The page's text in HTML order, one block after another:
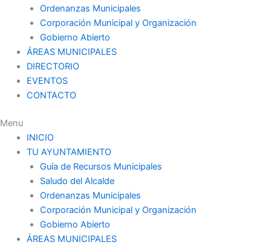
Ordenanzas Municipales
Corporación Municipal y Organización
Gobierno Abierto
ÁREAS MUNICIPALES
DIRECTORIO
EVENTOS
CONTACTO
Menu
INICIO
TU AYUNTAMIENTO
Guía de Recursos Municipales
Saludo del Alcalde
Ordenanzas Municipales
Corporación Municipal y Organización
Gobierno Abierto
ÁREAS MUNICIPALES